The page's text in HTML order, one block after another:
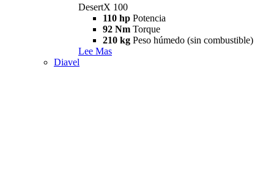
DesertX 100
110 hp Potencia
92 Nm Torque
210 kg Peso húmedo (sin combustible)
Lee Mas
Diavel